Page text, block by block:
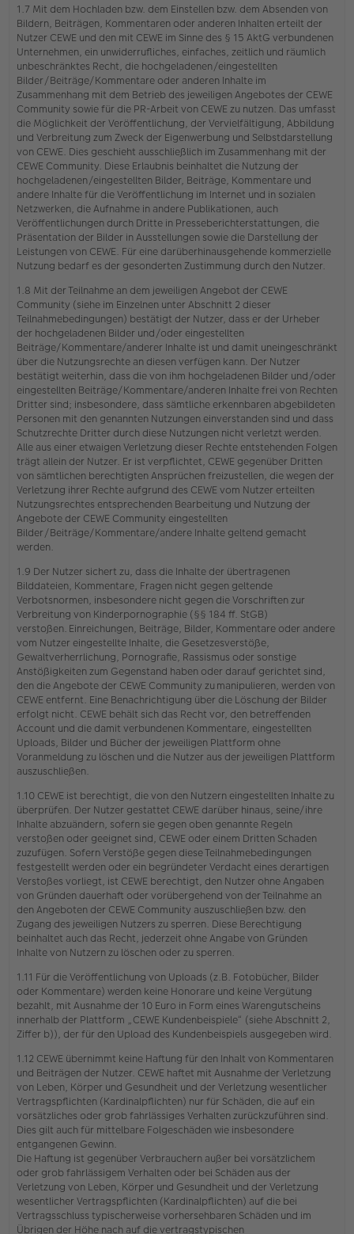
1.7 Mit dem Hochladen bzw. dem Einstellen bzw. dem Absenden von
Bildern, Beiträgen, Kommentaren oder anderen Inhalten erteilt der
Nutzer CEWE und den mit CEWE im Sinne des § 15 AktG verbundenen
Unternehmen, ein unwiderrufliches, einfaches, zeitlich und räumlich
unbeschränktes Recht, die hochgeladenen/eingestellten
Bilder/Beiträge/Kommentare oder anderen Inhalte im
Zusammenhang mit dem Betrieb des jeweiligen Angebotes der CEWE
Community sowie für die PR-Arbeit von CEWE zu nutzen. Das umfasst
die Möglichkeit der Veröffentlichung, der Vervielfältigung, Abbildung
und Verbreitung zum Zweck der Eigenwerbung und Selbstdarstellung
von CEWE. Dies geschieht ausschließlich im Zusammenhang mit der
CEWE Community. Diese Erlaubnis beinhaltet die Nutzung der
hochgeladenen/eingestellten Bilder, Beiträge, Kommentare und
andere Inhalte für die Veröffentlichung im Internet und in sozialen
Netzwerken, die Aufnahme in andere Publikationen, auch
Veröffentlichungen durch Dritte in Presseberichterstattungen, die
Präsentation der Bilder in Ausstellungen sowie die Darstellung der
Leistungen von CEWE. Für eine darüberhinausgehende kommerzielle
Nutzung bedarf es der gesonderten Zustimmung durch den Nutzer.
1.8 Mit der Teilnahme an dem jeweiligen Angebot der CEWE
Community (siehe im Einzelnen unter Abschnitt 2 dieser
Teilnahmebedingungen) bestätigt der Nutzer, dass er der Urheber
der hochgeladenen Bilder und/oder eingestellten
Beiträge/Kommentare/anderer Inhalte ist und damit uneingeschränkt
über die Nutzungsrechte an diesen verfügen kann. Der Nutzer
bestätigt weiterhin, dass die von ihm hochgeladenen Bilder und/oder
eingestellten Beiträge/Kommentare/anderen Inhalte frei von Rechten
Dritter sind; insbesondere, dass sämtliche erkennbaren abgebildeten
Personen mit den genannten Nutzungen einverstanden sind und dass
Schutzrechte Dritter durch diese Nutzungen nicht verletzt werden.
Alle aus einer etwaigen Verletzung dieser Rechte entstehenden Folgen
trägt allein der Nutzer. Er ist verpflichtet, CEWE gegenüber Dritten
von sämtlichen berechtigten Ansprüchen freizustellen, die wegen der
Verletzung ihrer Rechte aufgrund des CEWE vom Nutzer erteilten
Nutzungsrechtes entsprechenden Bearbeitung und Nutzung der
Angebote der CEWE Community eingestellten
Bilder/Beiträge/Kommentare/andere Inhalte geltend gemacht
werden.
1.9 Der Nutzer sichert zu, dass die Inhalte der übertragenen
Bilddateien, Kommentare, Fragen nicht gegen geltende
Verbotsnormen, insbesondere nicht gegen die Vorschriften zur
Verbreitung von Kinderpornographie (§§ 184 ff. StGB)
verstoßen. Einreichungen, Beiträge, Bilder, Kommentare oder andere
vom Nutzer eingestellte Inhalte, die Gesetzesverstöße,
Gewaltverherrlichung, Pornografie, Rassismus oder sonstige
Anstößigkeiten zum Gegenstand haben oder darauf gerichtet sind,
den die Angebote der CEWE Community zu manipulieren, werden von
CEWE entfernt. Eine Benachrichtigung über die Löschung der Bilder
erfolgt nicht. CEWE behält sich das Recht vor, den betreffenden
Account und die damit verbundenen Kommentare, eingestellten
Uploads, Bilder und Bücher der jeweiligen Plattform ohne
Voranmeldung zu löschen und die Nutzer aus der jeweiligen Plattform
auszuschließen.
1.10 CEWE ist berechtigt, die von den Nutzern eingestellten Inhalte zu
überprüfen. Der Nutzer gestattet CEWE darüber hinaus, seine/ihre
Inhalte abzuändern, sofern sie gegen oben genannte Regeln
verstoßen oder geeignet sind, CEWE oder einem Dritten Schaden
zuzufügen. Sofern Verstöße gegen diese Teilnahmebedingungen
festgestellt werden oder ein begründeter Verdacht eines derartigen
Verstoßes vorliegt, ist CEWE berechtigt, den Nutzer ohne Angaben
von Gründen dauerhaft oder vorübergehend von der Teilnahme an
den Angeboten der CEWE Community auszuschließen bzw. den
Zugang des jeweiligen Nutzers zu sperren. Diese Berechtigung
beinhaltet auch das Recht, jederzeit ohne Angabe von Gründen
Inhalte von Nutzern zu löschen oder zu sperren.
1.11 Für die Veröffentlichung von Uploads (z.B. Fotobücher, Bilder
oder Kommentare) werden keine Honorare und keine Vergütung
bezahlt, mit Ausnahme der 10 Euro in Form eines Warengutscheins
innerhalb der Plattform „CEWE Kundenbeispiele“ (siehe Abschnitt 2,
Ziffer b)), der für den Upload des Kundenbeispiels ausgegeben wird.
1.12 CEWE übernimmt keine Haftung für den Inhalt von Kommentaren
und Beiträgen der Nutzer. CEWE haftet mit Ausnahme der Verletzung
von Leben, Körper und Gesundheit und der Verletzung wesentlicher
Vertragspflichten (Kardinalpflichten) nur für Schäden, die auf ein
vorsätzliches oder grob fahrlässiges Verhalten zurückzuführen sind.
Dies gilt auch für mittelbare Folgeschäden wie insbesondere
entgangenen Gewinn.
Die Haftung ist gegenüber Verbrauchern außer bei vorsätzlichem
oder grob fahrlässigem Verhalten oder bei Schäden aus der
Verletzung von Leben, Körper und Gesundheit und der Verletzung
wesentlicher Vertragspflichten (Kardinalpflichten) auf die bei
Vertragsschluss typischerweise vorhersehbaren Schäden und im
Übrigen der Höhe nach auf die vertragstypischen